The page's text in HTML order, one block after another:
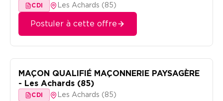
CDI Les Achards (85)
Postuler à cette offre
MAÇON QUALIFIÉ MAÇONNERIE PAYSAGÈRE
- Les Achards (85)
CDI Les Achards (85)